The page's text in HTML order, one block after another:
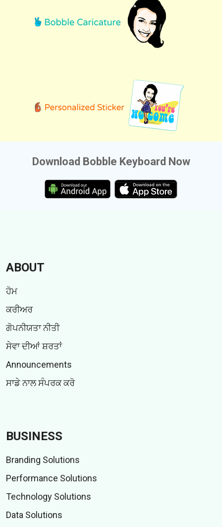
Download Bobble Keyboard Now
ABOUT
ਹੋਮ
ਕਰੀਅਰ
ਗੋਪਨੀਯਤਾ ਨੀਤੀ
ਸੇਵਾ ਦੀਆਂ ਸ਼ਰਤਾਂ
Announcements
ਸਾਡੇ ਨਾਲ ਸੰਪਰਕ ਕਰੋ
BUSINESS
Branding Solutions
Performance Solutions
Technology Solutions
Data Solutions